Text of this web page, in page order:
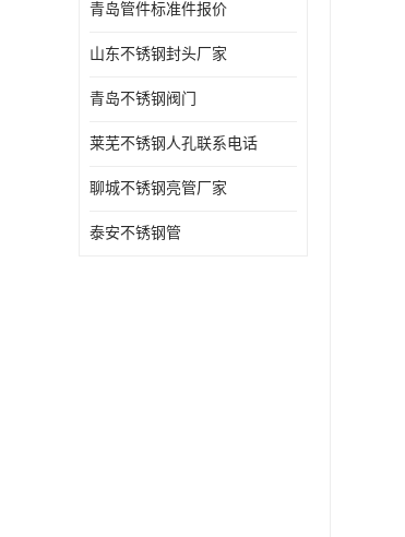
青岛管件标准件报价
山东不锈钢封头厂家
青岛不锈钢阀门
莱芜不锈钢人孔联系电话
聊城不锈钢亮管厂家
泰安不锈钢管